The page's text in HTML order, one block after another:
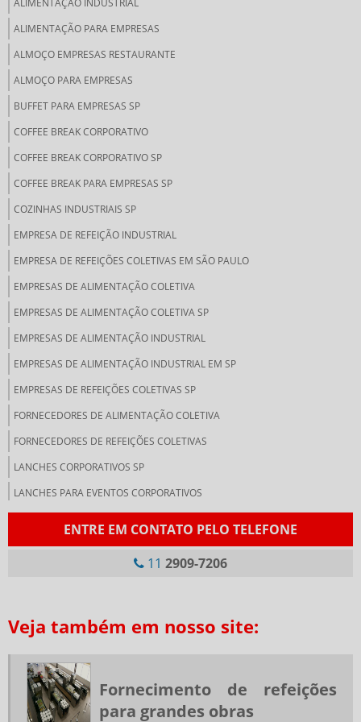
ALIMENTAÇÃO PARA EMPRESAS
ALMOÇO EMPRESAS RESTAURANTE
ALMOÇO PARA EMPRESAS
BUFFET PARA EMPRESAS SP
COFFEE BREAK CORPORATIVO
COFFEE BREAK CORPORATIVO SP
COFFEE BREAK PARA EMPRESAS SP
COZINHAS INDUSTRIAIS SP
EMPRESA DE REFEIÇÃO INDUSTRIAL
EMPRESA DE REFEIÇÕES COLETIVAS EM SÃO PAULO
EMPRESAS DE ALIMENTAÇÃO COLETIVA
EMPRESAS DE ALIMENTAÇÃO COLETIVA SP
EMPRESAS DE ALIMENTAÇÃO INDUSTRIAL
EMPRESAS DE ALIMENTAÇÃO INDUSTRIAL EM SP
EMPRESAS DE REFEIÇÕES COLETIVAS SP
FORNECEDORES DE ALIMENTAÇÃO COLETIVA
FORNECEDORES DE REFEIÇÕES COLETIVAS
LANCHES CORPORATIVOS SP
LANCHES PARA EVENTOS CORPORATIVOS
LANCHONETE PARA EMPRESAS
RESTAURANTE DE COLETIVIDADE
RESTAURANTES INDUSTRIAIS SP
RESTAURANTES TERCEIRIZADOS PARA EMPRESAS
ENTRE EM CONTATO PELO TELEFONE
11 2909-7206
Veja também em nosso site:
Fornecimento de refeições
para grandes obras